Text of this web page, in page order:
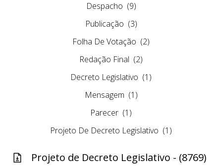
Despacho (9)
Publicação (3)
Folha De Votação (2)
Redação Final (2)
Decreto Legislativo (1)
Mensagem (1)
Parecer (1)
Projeto De Decreto Legislativo (1)
Projeto de Decreto Legislativo - (8769)